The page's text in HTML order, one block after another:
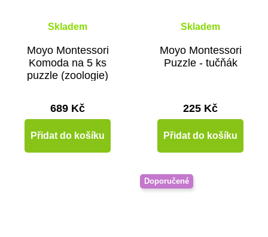
Skladem
Moyo Montessori
Komoda na 5 ks
puzzle (zoologie)
689 Kč
Přidat do košíku
Skladem
Moyo Montessori
Puzzle - tučňák
225 Kč
Přidat do košíku
Doporučené